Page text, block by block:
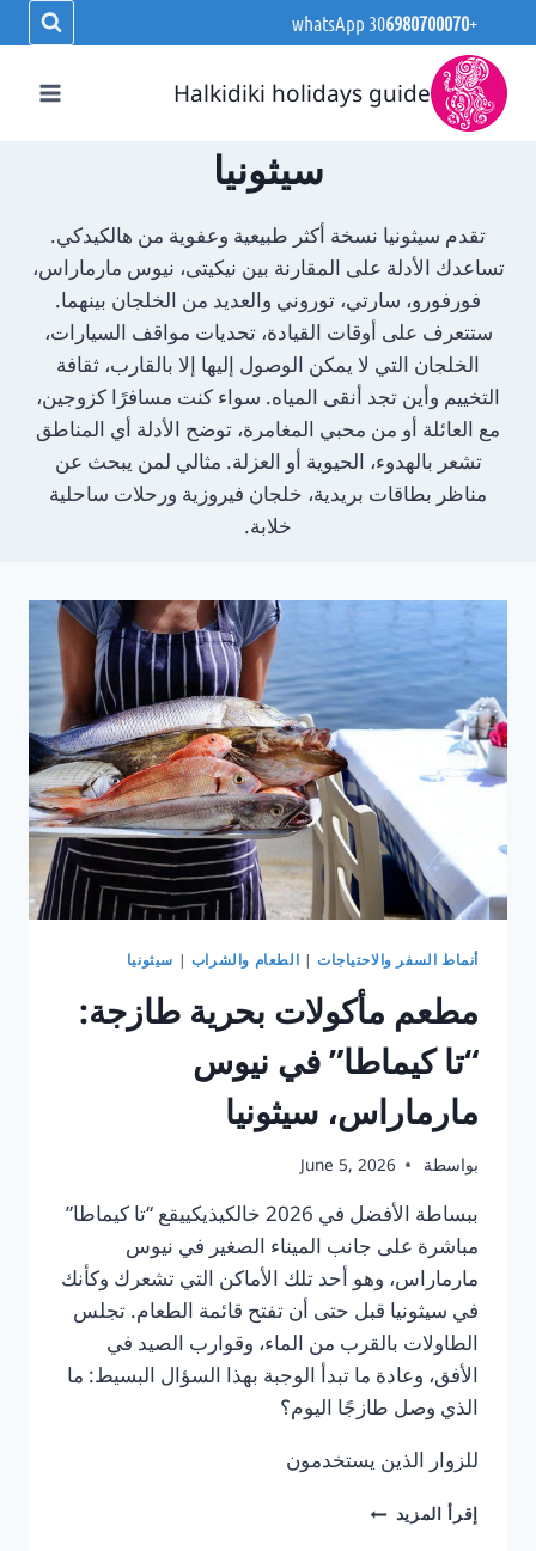
إلى
المحتوى
+30
6980700070
Halkidiki holidays guide
سيثونيا
تقدم سيثونيا نسخة أكثر طبيعية وعفوية من هالكيدكي.
تساعدك الأدلة على المقارنة بين نيكيتى، نيوس مارماراس،
فورفورو، سارتي، توروني والعديد من الخلجان بينهما.
ستتعرف على أوقات القيادة، تحديات مواقف السيارات،
الخلجان التي لا يمكن الوصول إليها إلا بالقارب، ثقافة
التخييم وأين تجد أنقى المياه. سواء كنت مسافرًا كزوجين،
مع العائلة أو من محبي المغامرة، توضح الأدلة أي المناطق
تشعر بالهدوء، الحيوية أو العزلة. مثالي لمن يبحث عن
مناظر بطاقات بريدية، خلجان فيروزية ورحلات ساحلية
خلابة.
أنماط السفر والاحتياجات | الطعام والشراب | سيثونيا
مطعم مأكولات بحرية طازجة:
“تا كيماطا” في نيوس
مارماراس، سيثونيا
بواسطة June 5, 2026
ببساطة الأفضل في 2026 خالكيذيكييقع “تا كيماطا”
مباشرة على جانب الميناء الصغير في نيوس
مارماراس، وهو أحد تلك الأماكن التي تشعرك وكأنك
في سيثونيا قبل حتى أن تفتح قائمة الطعام. تجلس
الطاولات بالقرب من الماء، وقوارب الصيد في
الأفق، وعادة ما تبدأ الوجبة بهذا السؤال البسيط: ما
الذي وصل طازجًا اليوم؟
للزوار الذين يستخدمون
إقرأ المزيد مطعم